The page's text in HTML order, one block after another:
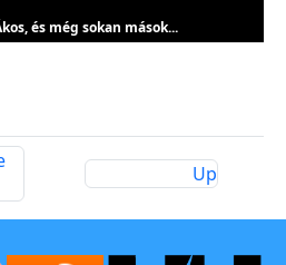
és még sokan mások...
Up